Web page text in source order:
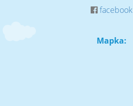
facebook
Mapka: